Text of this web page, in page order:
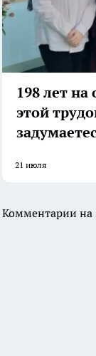
198 лет
этой
21 июля
Комментарии на